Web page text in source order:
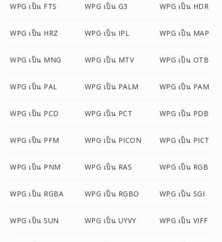
WPG เป็น FTS WPG เป็น G3 WPG เป็น HDR
WPG เป็น HRZ WPG เป็น IPL WPG เป็น MAP
WPG เป็น MNG WPG เป็น MTV WPG เป็น OTB
WPG เป็น PAL WPG เป็น PALM WPG เป็น PAM
WPG เป็น PCD WPG เป็น PCT WPG เป็น PDB
WPG เป็น PFM WPG เป็น PICON WPG เป็น PICT
WPG เป็น PNM WPG เป็น RAS WPG เป็น RGB
WPG เป็น RGBA WPG เป็น RGBO WPG เป็น SGI
WPG เป็น SUN WPG เป็น UYVY WPG เป็น VIFF